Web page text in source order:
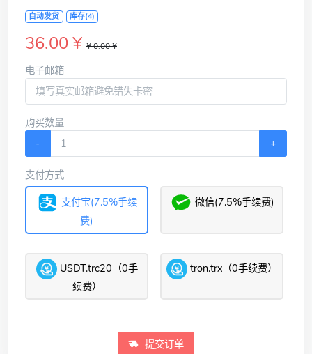
自动发货 库存(4)
36.00 ¥ ¥ 0.00 ¥
电子邮箱
购买数量
-
+
支付方式
支付宝(7.5%手续
费)
微信(7.5%手续费)
USDT.trc20（0手
续费）
tron.trx（0手续费）
提交订单